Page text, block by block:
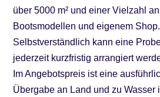
über 5000 m² und einer Vielzahl
Bootsmodellen und eigenem Shop.
Selbstverständlich kann eine
jederzeit kurzfristig arrangiert
Im Angebotspreis ist eine
Übergabe an Land und zu Wasser